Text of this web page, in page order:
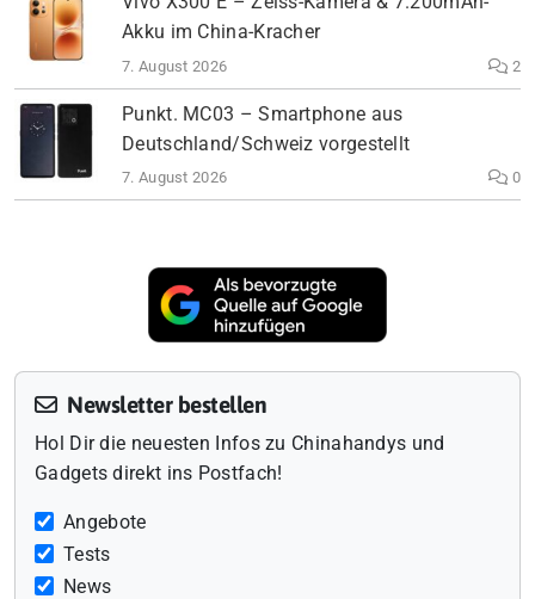
Akku im China-Kracher
7. August 2026 2
Punkt. MC03 – Smartphone aus
Deutschland/Schweiz vorgestellt
7. August 2026 0
Newsletter bestellen
Hol Dir die neuesten Infos zu Chinahandys und
Gadgets direkt ins Postfach!
Angebote
Tests
News